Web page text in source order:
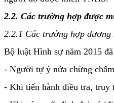
2.2. Các trường hợp được
2.2.1 Các trường hợp đương
Bộ luật Hình sự năm 2015
- Người tự ý nửa chừng
- Khi tiến hành điều tra, truy